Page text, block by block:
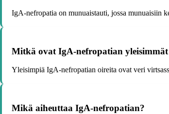
IgA-nefropatia on munuaistauti, jossa munuaisiin
Mitkä ovat IgA-nefropatian yleisimmät
Yleisimpiä IgA-nefropatian oireita ovat veri
Mikä aiheuttaa IgA-nefropatian?